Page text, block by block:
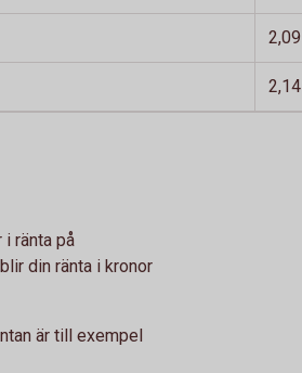
ränta på
din ränta i kronor
är till exempel